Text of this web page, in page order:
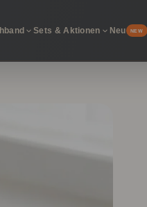
Sets & Aktionen Neu NEW